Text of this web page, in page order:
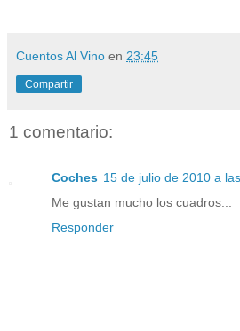
Cuentos Al Vino en 23:45
Compartir
1 comentario:
Coches 15 de julio de 2010 a
Me gustan mucho los cuadros...
Responder